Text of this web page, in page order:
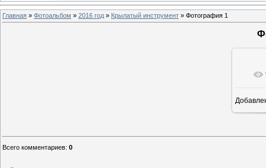
Главная » Фотоальбом » 2016 год » Крылатый инструмент » Фотография 1
Всего комментариев: 0